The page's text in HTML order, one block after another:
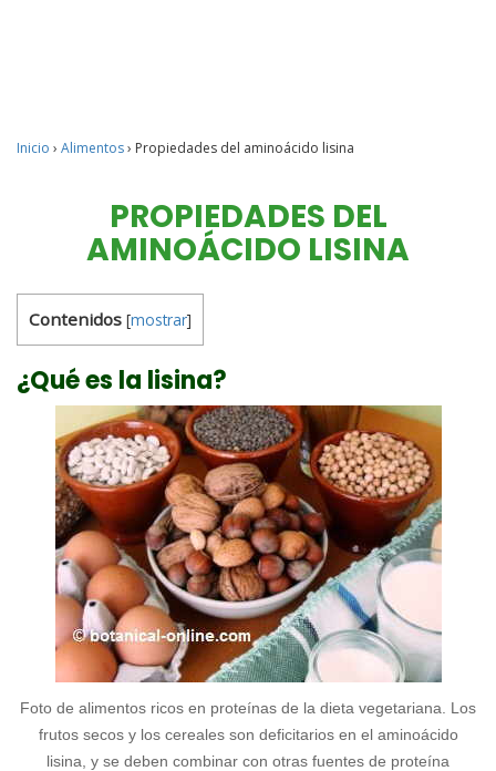
Inicio › Alimentos› Propiedades del aminoácido lisina
PROPIEDADES DEL
AMINOÁCIDO LISINA
Contenidos [mostrar]
¿Qué es la lisina?
Foto de alimentos ricos en proteínas de la dieta vegetariana. Los
frutos secos y los cereales son deficitarios en el aminoácido
lisina, y se deben combinar con otras fuentes de proteína